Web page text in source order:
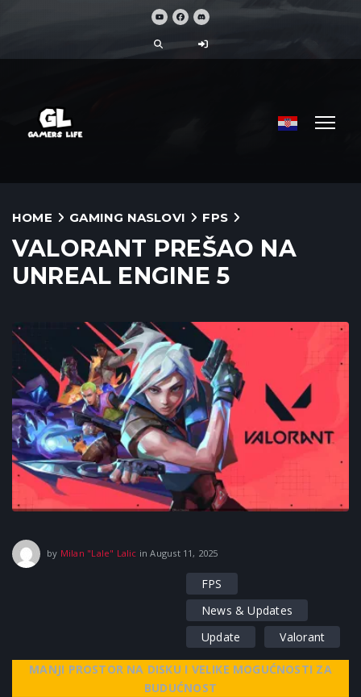
HOME GAMING NASLOVI FPS
VALORANT PREŠAO NA
UNREAL ENGINE 5
by Milan "Lale" Lalic inAugust 11, 2025
FPS
News & Updates
Update
Valorant
MANJI PROSTOR NA DISKU I VELIKE MOGUĆNOSTI ZA
BUDUĆNOST